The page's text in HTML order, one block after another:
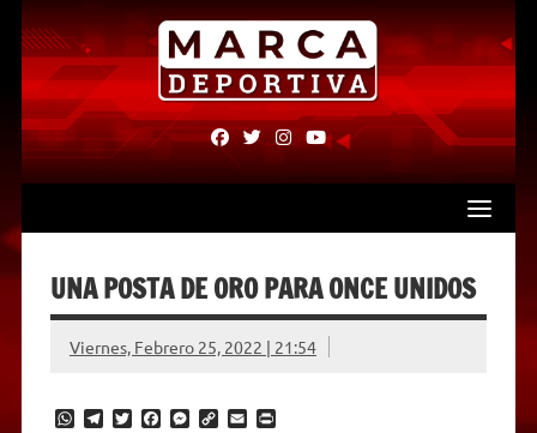
Skip
content
fab
fa-
fab
fa-
fab fab
UNA POSTA DE ORO PARA ONCE UNIDOS
Viernes, Febrero 25, 2022 | 21:54
W T
T
F
M C
E
P